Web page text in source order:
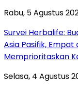
Rabu, 5 Agustus
Survei Herbalife:
Asia Pasifik,
Memprioritaskan
Selasa, 4 Agustus